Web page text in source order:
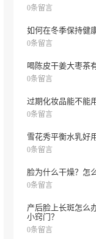
0条留言
如何在冬季保持健
0条留言
喝陈皮干姜大枣茶
0条留言
过期化妆品能不能
0条留言
雪花秀平衡水乳好
0条留言
脸为什么干燥？怎
0条留言
产后脸上长斑怎么
小窍门？
0条留言